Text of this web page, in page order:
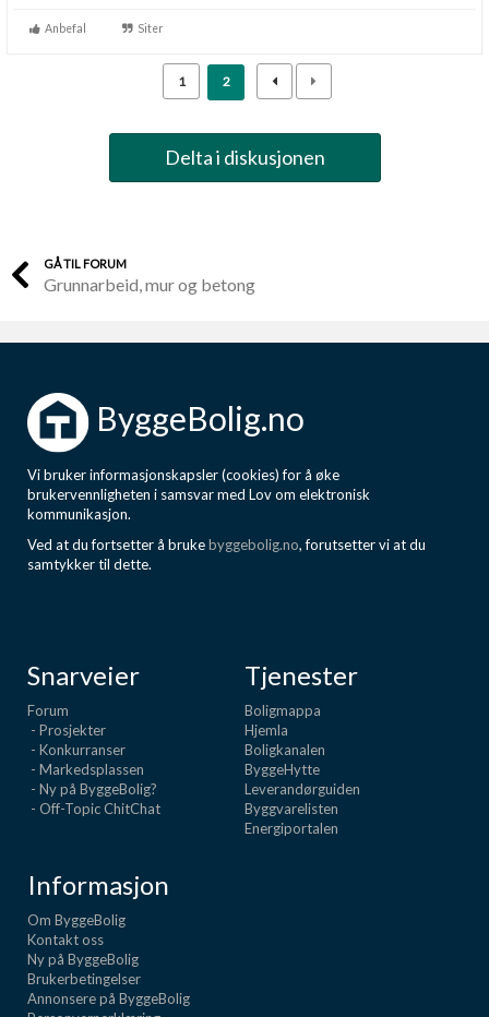
Anbefal Siter
1 2
Delta i diskusjonen
GÅ TIL FORUM
Grunnarbeid, mur og betong
ByggeBolig.no
Vi bruker informasjonskapsler (cookies) for å øke
brukervennligheten i samsvar med Lov om elektronisk
kommunikasjon.
Ved at du fortsetter å brukebyggebolig.no, forutsetter vi at du
samtykker til dette.
Snarveier
Forum
- Prosjekter
- Konkurranser
- Markedsplassen
- Ny på ByggeBolig?
- Off-Topic ChitChat
Tjenester
Boligmappa
Hjemla
Boligkanalen
ByggeHytte
Leverandørguiden
Byggvarelisten
Energiportalen
Informasjon
Om ByggeBolig
Kontakt oss
Ny på ByggeBolig
Brukerbetingelser
Annonsere på ByggeBolig